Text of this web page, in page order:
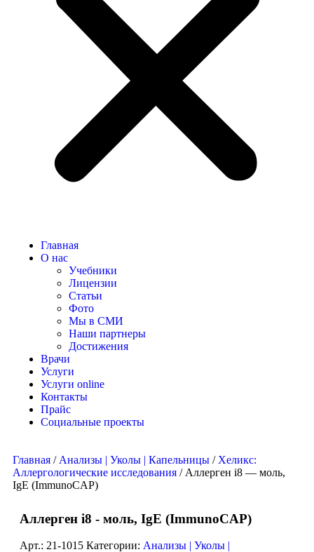
Главная
О нас
Учебники
Лицензии
Статьи
Фото
Мы в СМИ
Наши партнеры
Достижения
Врачи
Услуги
Услуги online
Контакты
Прайс
Социальные проекты
Главная / Анализы | Уколы | Капельницы / Хеликс:
Аллергологические исследования / Аллерген i8 — моль,
IgE (ImmunoCAP)
Аллерген i8 - моль, IgE (ImmunoCAP)
Арт.: 21-1015 Категории: Анализы | Уколы |